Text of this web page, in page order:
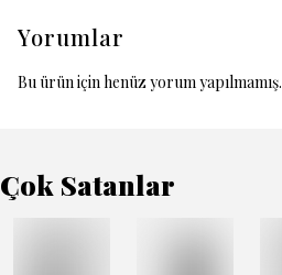
Yorumlar
Bu ürün için henüz yorum yapılmamış.
Çok Satanlar